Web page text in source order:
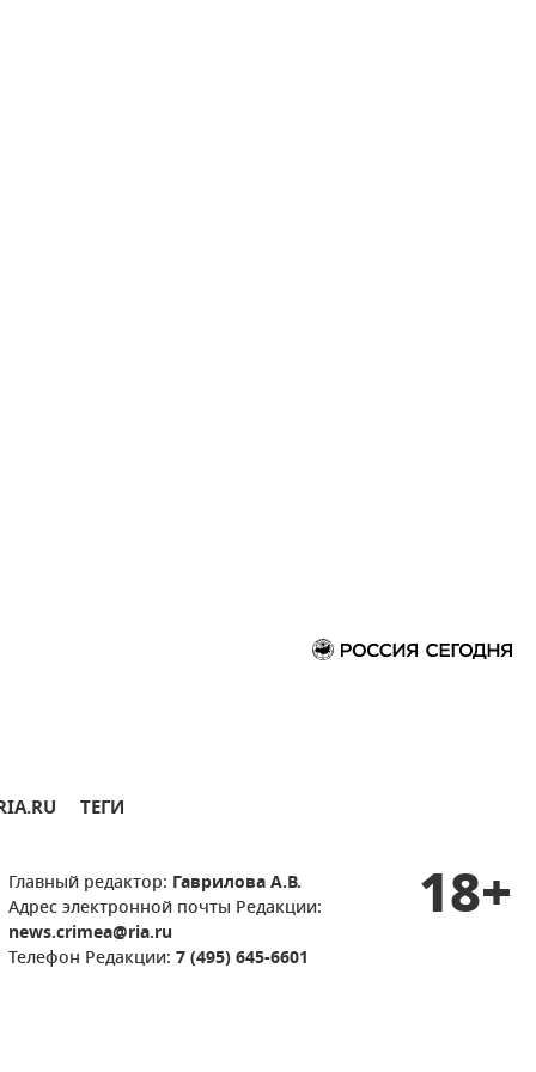
ТЕГИ
Главный редактор: Гаврилова А.В.
Адрес электронной почты Редакции:
news.crimea@ria.ru
Телефон Редакции: 7 (495) 645-6601
18+